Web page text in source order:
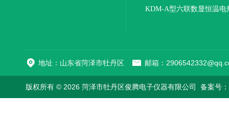
KDM-A型六联数显恒温电
地址：山东省菏泽市牡丹区 邮箱：
版权所有 © 2026 菏泽市牡丹区俊腾电子仪器有限公司 备案号